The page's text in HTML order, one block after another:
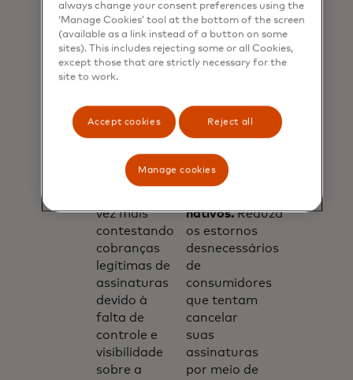
de
assinaturas
no meio do
contrato.
das taxas
de estorno e
operacionais.
consumidores
vez mais
contestando
cobranças
legítimas de
assinaturas
devido à
falta de
controle e
visibilidade
sobre a
continuem
interagindo
com o
comerciante
Ofereça
experiência
que espelhe
nativos.Reduza
os estornos
desnecessários
de
consumidores
que tentam
cancelar
suas
assinaturas
por meio de
always change your consent preferences using the
‘Manage Cookies’ tool at the bottom of the screen
(available as a link instead of a button on some
sites). This includes rejecting some or all Cookies,
except those that are strictly necessary for the
site to work.
Accept cookies Reject all
Manage cookies